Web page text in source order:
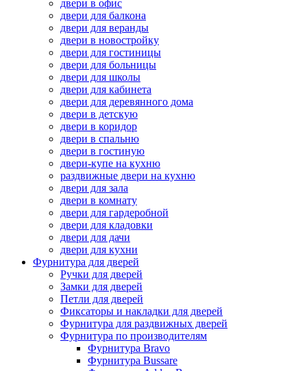
двери в офис
двери для балкона
двери для веранды
двери в новостройку
двери для гостиницы
двери для больницы
двери для школы
двери для кабинета
двери для деревянного дома
двери в детскую
двери в коридор
двери в спальню
двери в гостиную
двери-купе на кухню
раздвижные двери на кухню
двери для зала
двери в комнату
двери для гардеробной
двери для кладовки
двери для дачи
двери для кухни
Фурнитура для дверей
Ручки для дверей
Замки для дверей
Петли для дверей
Фиксаторы и накладки для дверей
Фурнитура для раздвижных дверей
Фурнитура по производителям
Фурнитура Bravo
Фурнитура Bussare